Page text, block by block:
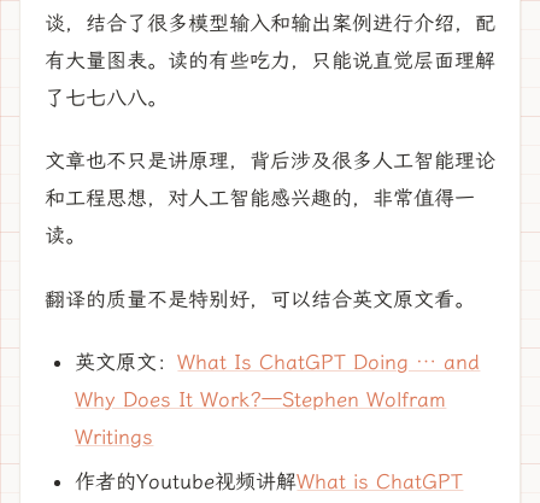
谈，结合了很多模型输入和输出案例进行介绍，配
有大量图表。读的有些吃力，只能说直觉层面理解
了七七八八。
文章也不只是讲原理，背后涉及很多人工智能理论
和工程思想，对人工智能感兴趣的，非常值得一
读。
翻译的质量不是特别好，可以结合英文原文看。
英文原文：What Is ChatGPT Doing … and
Why Does It Work?—Stephen Wolfram
Writings
作者的Youtube视频讲解What is ChatGPT